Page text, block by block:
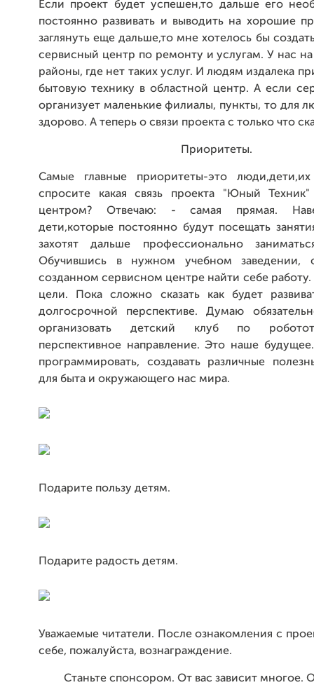
Если проект будет успешен,то дальше его
постоянно развивать и выводить на хорошие
заглянуть еще дальше,то мне хотелось бы
сервисный центр по ремонту и услугам. У нас на
районы, где нет таких услуг. И людям издалека
бытовую технику в областной центр. А если
организует маленькие филиалы, пункты, то для
здорово. А теперь о связи проекта с только что
Приоритеты.
Самые главные приоритеты-это
спросите какая связь проекта "Юный
центром? Отвечаю: - самая прямая.
дети,которые постоянно будут посещать
захотят дальше профессионально
Обучившись в нужном учебном заведении,
созданном сервисном центре найти себе
цели. Пока сложно сказать как будет
долгосрочной перспективе. Думаю
организовать детский клуб по
перспективное направление. Это наше
программировать, создавать различные
для быта и окружающего нас мира.
Подарите пользу детям.
Подарите радость детям.
Уважаемые читатели. После ознакомления с
себе, пожалуйста, вознаграждение.
Станьте спонсором. От вас зависит многое.